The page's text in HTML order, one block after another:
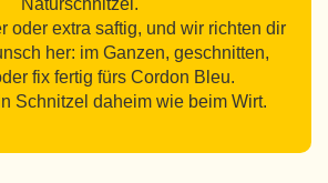
Naturschnitzel.
oder extra saftig, und wir richten dir
her: im Ganzen, geschnitten,
fix fertig fürs Cordon Bleu.
Schnitzel daheim wie beim Wirt.